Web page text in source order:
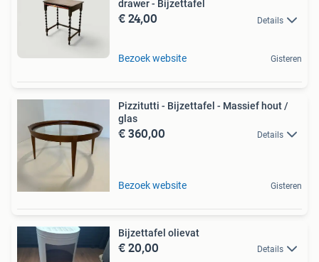
drawer - Bijzettafel
€ 24,00 Details
Bezoek website Gisteren
Pizzitutti - Bijzettafel - Massief hout /
glas
€ 360,00 Details
Bezoek website Gisteren
Bijzettafel olievat
€ 20,00 Details